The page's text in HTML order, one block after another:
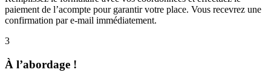
paiement de l’acompte pour garantir votre place. Vous recevrez une
confirmation par e-mail immédiatement.
3
À l’abordage !